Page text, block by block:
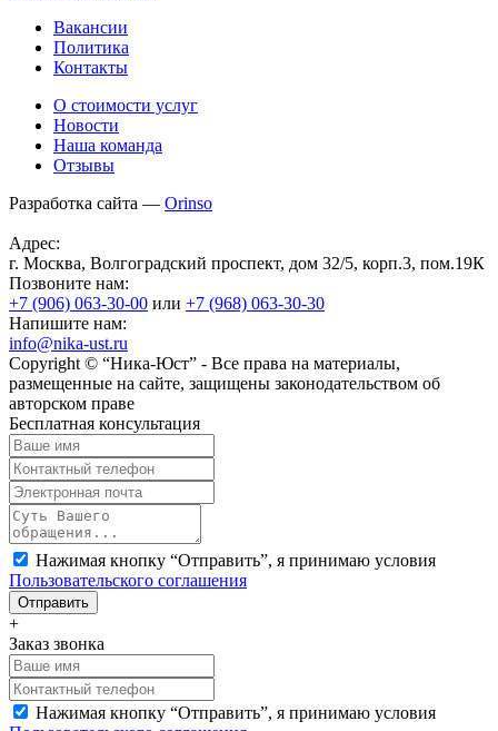
Вакансии
Политика
Контакты
О стоимости услуг
Новости
Наша команда
Отзывы
Разработка сайта — Orinso
Адрес:
г. Москва, Волгоградский проспект, дом 32/5, корп.3, пом.19К
Позвоните нам:
+7 (906) 063-30-00 или +7 (968) 063-30-30
Напишите нам:
info@nika-ust.ru
Copyright © “Ника-Юст” - Все права на материалы,
размещенные на сайте, защищены законодательством об
авторском праве
Бесплатная консультация
Нажимая кнопку “Отправить”, я принимаю условия
Пользовательского соглашения
+
Заказ звонка
Нажимая кнопку “Отправить”, я принимаю условия